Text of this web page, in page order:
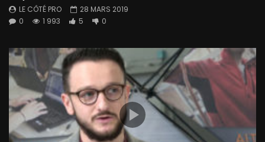
LE CÔTÉ PRO
28 MARS 2019
0
1 993 5 0